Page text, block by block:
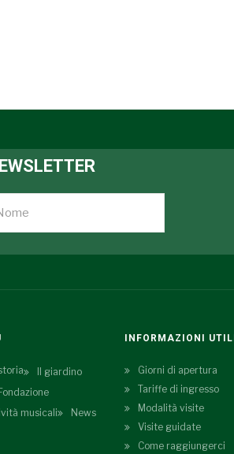
Il giardino
musicali
News
INFORMAZIONI UTILI
Giorni di apertura
Tariffe di ingresso
Modalità visite
Visite guidate
Come raggiungerci